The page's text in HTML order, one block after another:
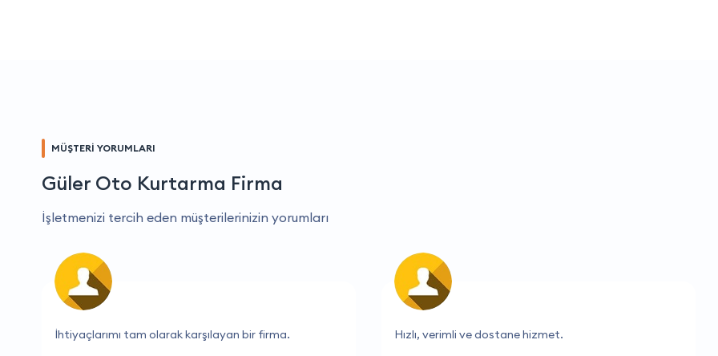
MÜŞTERİ YORUMLARI
Güler Oto Kurtarma Firma
İşletmenizi tercih eden müşterilerinizin yorumları
Hızlı, verimli ve dostane hizmet.
Çalışanlar çok yardımcı oluyor ve her zaman